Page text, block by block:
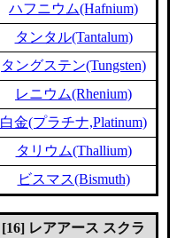
ハフニウム(Hafnium)
タンタル(Tantalum)
タングステン(Tungsten)
レニウム(Rhenium)
白金(プラチナ,Platinum)
タリウム(Thallium)
ビスマス(Bismuth)
[16] レアアース スクラ